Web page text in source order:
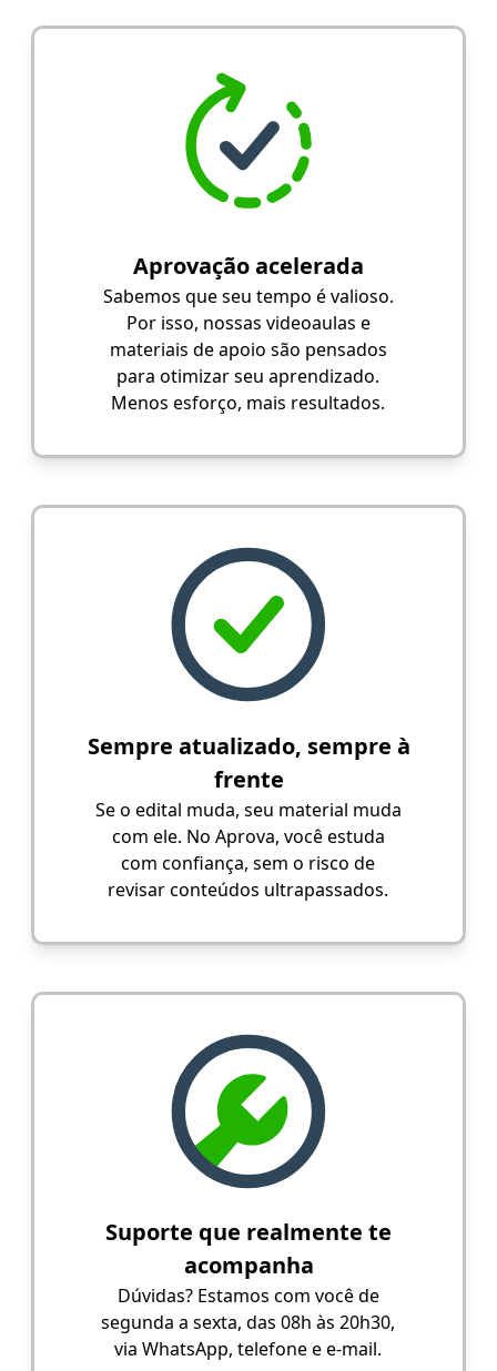
Aprovação acelerada
Sabemos que seu tempo é valioso.
Por isso, nossas videoaulas e
materiais de apoio são pensados
para otimizar seu aprendizado.
Menos esforço, mais resultados.
Sempre atualizado, sempre à
frente
Se o edital muda, seu material muda
com ele. No Aprova, você estuda
com confiança, sem o risco de
revisar conteúdos ultrapassados.
Suporte que realmente te
acompanha
Dúvidas? Estamos com você de
segunda a sexta, das 08h às 20h30,
via WhatsApp, telefone e e-mail.